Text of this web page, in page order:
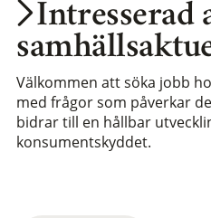
Intresserad
Välkommen att söka jobb
med frågor som påverkar
bidrar till en hållbar
konsumentskyddet.